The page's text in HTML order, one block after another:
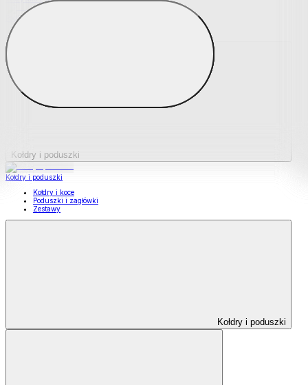
Podkładki na materace
Materace nawierzchniowe
Kołdry i poduszki
Kołdry i poduszki
Kołdry i koce
Poduszki i zagłówki
Zestawy
Kołdry i poduszki